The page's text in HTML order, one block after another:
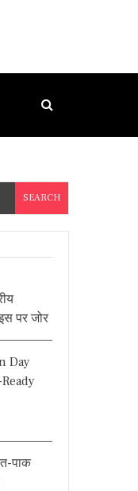
पर जोर
Day
पाक